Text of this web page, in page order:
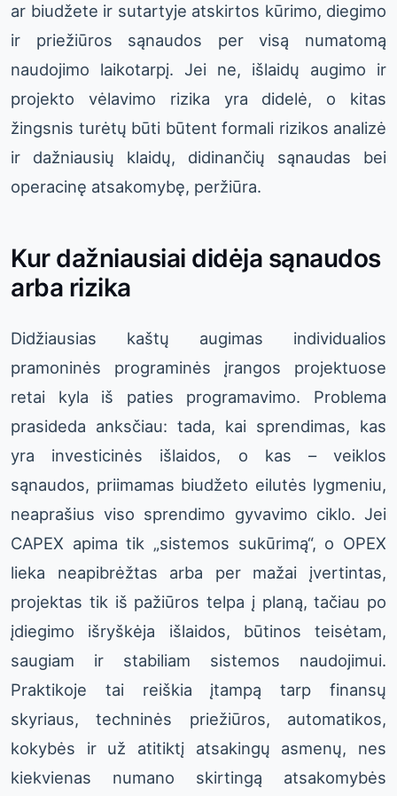
ar biudžete ir sutartyje atskirtos kūrimo, diegimo
ir priežiūros sąnaudos per visą numatomą
naudojimo laikotarpį. Jei ne, išlaidų augimo ir
projekto vėlavimo rizika yra didelė, o kitas
žingsnis turėtų būti būtent formali rizikos analizė
ir dažniausių klaidų, didinančių sąnaudas bei
operacinę atsakomybę, peržiūra.
Kur dažniausiai didėja sąnaudos
arba rizika
Didžiausias kaštų augimas individualios
pramoninės programinės įrangos projektuose
retai kyla iš paties programavimo. Problema
prasideda anksčiau: tada, kai sprendimas, kas
yra investicinės išlaidos, o kas – veiklos
sąnaudos, priimamas biudžeto eilutės lygmeniu,
neaprašius viso sprendimo gyvavimo ciklo. Jei
CAPEX apima tik „sistemos sukūrimą“, o OPEX
lieka neapibrėžtas arba per mažai įvertintas,
projektas tik iš pažiūros telpa į planą, tačiau po
įdiegimo išryškėja išlaidos, būtinos teisėtam,
saugiam ir stabiliam sistemos naudojimui.
Praktikoje tai reiškia įtampą tarp finansų
skyriaus, techninės priežiūros, automatikos,
kokybės ir už atitiktį atsakingų asmenų, nes
kiekvienas numano skirtingą atsakomybės